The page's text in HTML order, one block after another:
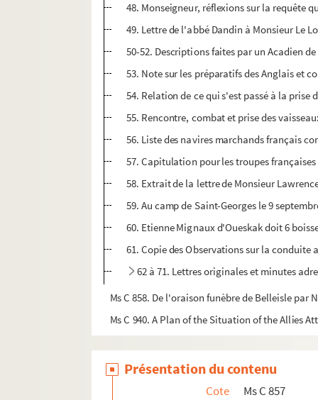
48. Monseigneur, réflexions sur la requête
49. Lettre de l'abbé Dandin à Monsieur Le
50-52. Descriptions faites par un Acadien
53. Note sur les préparatifs des Anglais et
54. Relation de ce qui s'est passé à la prise
55. Rencontre, combat et prise des
56. Liste des navires marchands français
57. Capitulation pour les troupes
58. Extrait de la lettre de Monsieur
59. Au camp de Saint-Georges le 9
60. Etienne Mignaux d'Oueskak doit 6
61. Copie des Observations sur la
62 à 71. Lettres originales et minutes
Ms C 858. De l'oraison funèbre de Belleisle par
Ms C 940. A Plan of the Situation of the Allies
Présentation du contenu
Cote
Ms C 857